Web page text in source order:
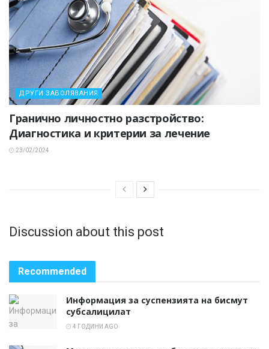
ДРУГИ ЗАБОЛЯВАНИЯ
Гранично личностно разстройство:
Диагностика и критерии за лечение
23/02/2024
Discussion about this post
Recommended
Информация за суспензията на бисмут
субсалицилат
4 ГОДИНИ AGO